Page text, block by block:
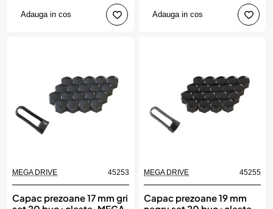
Adauga in cos Adauga in cos
MEGA DRIVE 45253
Capac prezoane 17 mm gri
MEGA DRIVE 45255
Capac prezoane 19 mm